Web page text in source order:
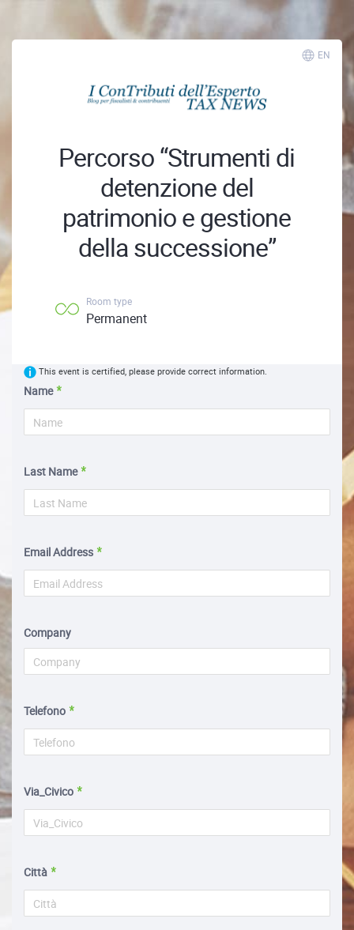
EN
Percorso “Strumenti di
detenzione del
patrimonio e gestione
della successione”
Room type
Permanent
This event is certified, please provide correct information.
Name
Last Name
Email Address
Company
Telefono
Via_Civico
Città